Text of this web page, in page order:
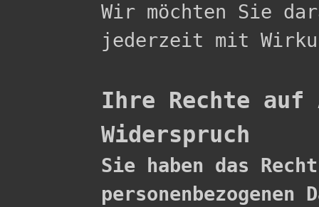
Wir möchten Sie
jederzeit mit
Ihre Rechte auf
Widerspruch
Sie haben das